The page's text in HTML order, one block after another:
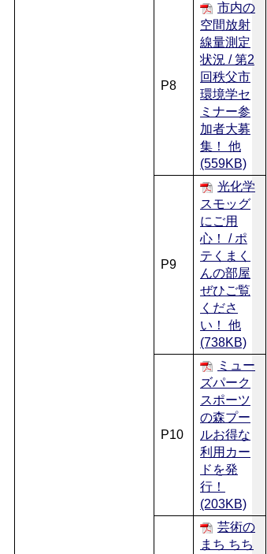
P8
市内の
空間放射
線量測定
状況 / 第2
回秩父市
環境学セ
ミナー参
加者大募
集！ 他
(559KB)
P9
光化学
スモッグ
にご用
心！ / ポ
テくまく
んの部屋
ぜひご覧
くださ
い！ 他
(738KB)
P10
ミュー
ズパーク
スポーツ
の森プー
ルお得な
利用カー
ドを発
行！
(203KB)
芸術の
まち ちち